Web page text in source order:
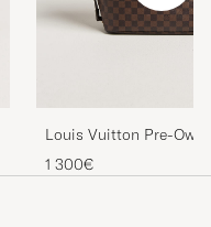
Louis Vuitton Pre-
MM Damier Ebene
1 300€